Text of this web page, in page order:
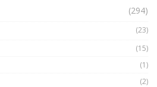
(294)
(23)
(15)
(1)
(2)